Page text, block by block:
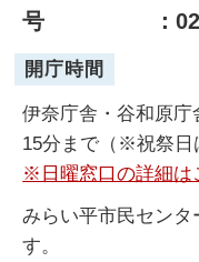
号
：
開庁時間
伊奈庁舎・谷和原
15分まで（※祝祭日
※日曜窓口の詳細は
みらい平市民センタ
す。